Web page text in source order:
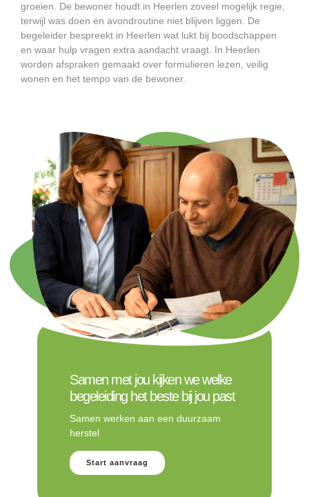
groeien. De bewoner houdt in Heerlen zoveel mogelijk regie,
terwijl was doen en avondroutine niet blijven liggen. De
begeleider bespreekt in Heerlen wat lukt bij boodschappen
en waar hulp vragen extra aandacht vraagt. In Heerlen
worden afspraken gemaakt over formulieren lezen, veilig
wonen en het tempo van de bewoner.
Samen met jou kijken we welke
begeleiding het beste bij jou past
Samen werken aan een duurzaam
herstel
Start aanvraag